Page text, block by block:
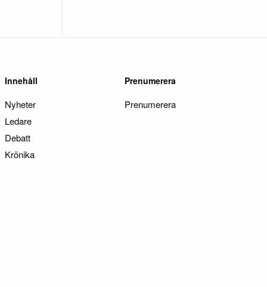
Innehåll
Nyheter
Ledare
Debatt
Krönika
Prenumerera
Prenumerera